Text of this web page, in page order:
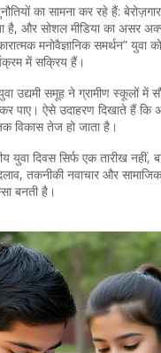
का सामना कर रहे हैं:
है, और सोशल मीडिया का असर
मनोवैज्ञानिक समर्थन” युवा
में सक्रिय हैं।
उद्यमी समूह ने ग्रामीण स्कूलों
पाए। ऐसे उदाहरण दिखाते हैं
विकास तेज हो जाता है।
दिवस सिर्फ एक तारीख नहीं,
तकनीकी नवाचार और
बनती है।